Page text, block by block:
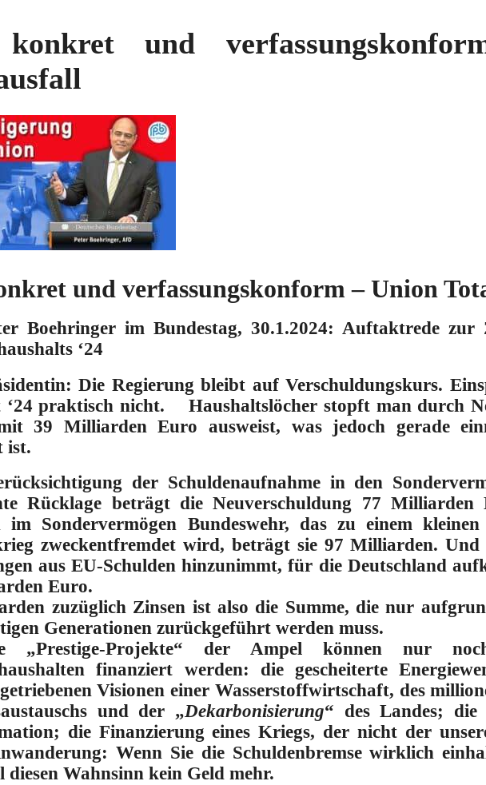
und
und verfassungskonform – Union
Boehringer im Bundestag, 30.1.2024: Auftaktrede zur
‘24
Die Regierung bleibt auf Verschuldungskurs.
‘24 praktisch nicht. Haushaltslöcher stopft man durch
39 Milliarden Euro ausweist, was jedoch gerade
ist.
der Schuldenaufnahme in den
Rücklage beträgt die Neuverschuldung 77
im Sondervermögen Bundeswehr, das zu einem
zweckentfremdet wird, beträgt sie 97 Milliarden. Und
aus EU-Schulden hinzunimmt, für die Deutschland
Euro.
zuzüglich Zinsen ist also die Summe, die nur
Generationen zurückgeführt werden muss.
„Prestige-Projekte“ der Ampel können nur
finanziert werden: die gescheiterte
Visionen einer Wasserstoffwirtschaft, des
und der „Dekarbonisierung“ des Landes; die
die Finanzierung eines Kriegs, der nicht der
Wenn Sie die Schuldenbremse wirklich
diesen Wahnsinn kein Geld mehr.